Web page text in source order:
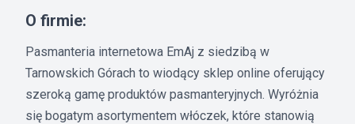
O firmie:
Pasmanteria internetowa EmAj z siedzibą w
Tarnowskich Górach to wiodący sklep online oferujący
szeroką gamę produktów pasmanteryjnych. Wyróżnia
się bogatym asortymentem włóczek, które stanowią